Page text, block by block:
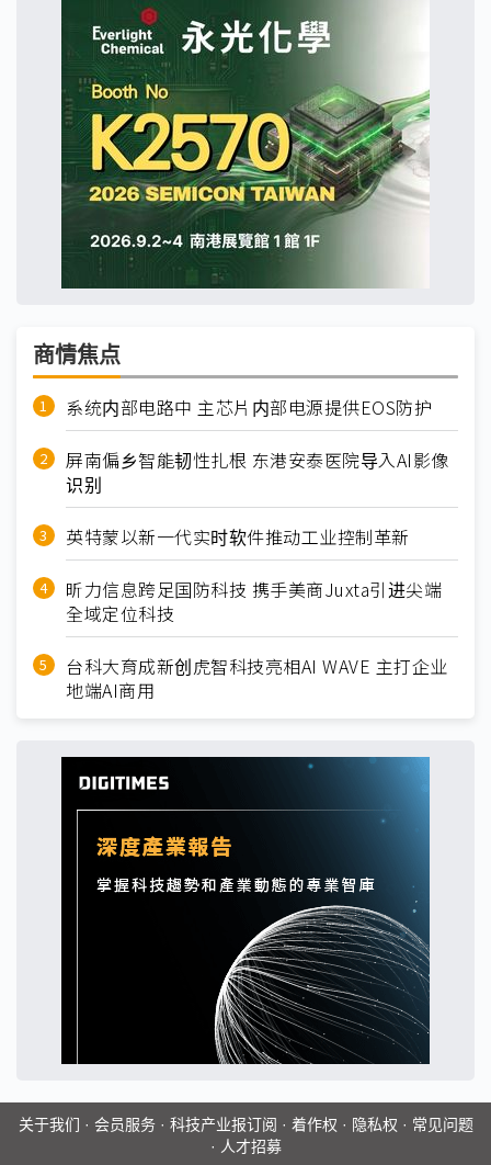
商情焦点
系统内部电路中 主芯片内部电源提供EOS防护
屏南偏乡智能韧性扎根 东港安泰医院导入AI影像
识别
英特蒙以新一代实时软件推动工业控制革新
昕力信息跨足国防科技 携手美商Juxta引进尖端
全域定位科技
台科大育成新创虎智科技亮相AI WAVE 主打企业
地端AI商用
关于我们 · 会员服务· 科技产业报订阅 · 着作权 · 隐私权 · 常见问题
· 人才招募